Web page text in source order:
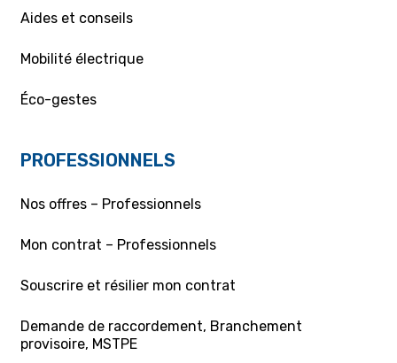
Aides et conseils
Mobilité électrique
Éco-gestes
PROFESSIONNELS
Nos offres – Professionnels
Mon contrat – Professionnels
Souscrire et résilier mon contrat
Demande de raccordement, Branchement
provisoire, MSTPE